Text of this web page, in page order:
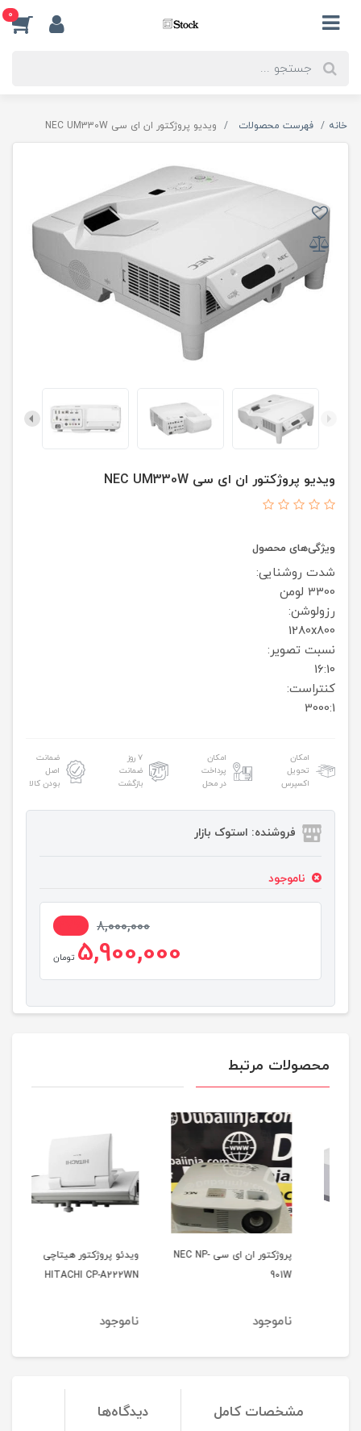
0
خانه فهرست محصولات ویدیو پروژکتور ان ای سی NEC UM330W
ویدیو پروژکتور ان ای سی NEC UM330W
ویژگی‌های محصول
شدت روشنایی:
3300 لومن
رزولوشن:
1280x800
نسبت تصویر:
16:10
کنتراست:
3000:1
امکان
تحویل
اکسپرس
امکان
پرداخت
در محل
۷ روز
ضمانت
بازگشت
ضمانت
اصل
بودن کالا
فروشنده: استوک بازار
ناموجود
8,000,000
5,900,000 تومان
محصولات مرتبط
پروژکتور ان ای سی NEC NP-
ناموجود
ویدئو پروژکتور هیتاچی
HITACHI CP-A222WN
ناموجود
مشخصات کامل دیدگاه‌ها